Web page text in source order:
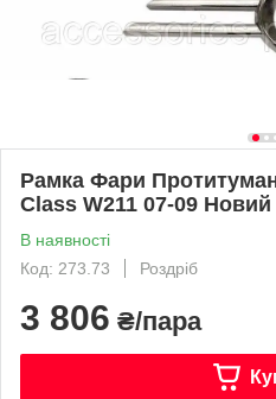
Рамка Фари
Class W211 07-09 Новий
В наявності
Код: 273.73
Роздріб
3 806 ₴/пара